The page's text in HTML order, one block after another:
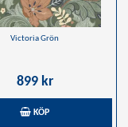
Victoria Grön
899 kr
KÖP